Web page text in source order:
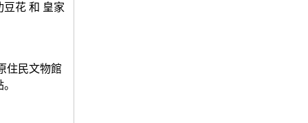
豆花 和 皇家
住民文物館